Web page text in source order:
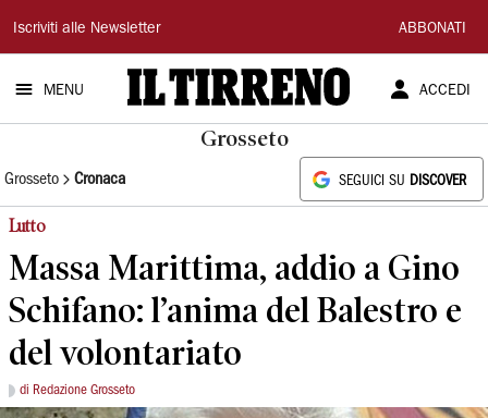
Il
Tirreno
Iscriviti alle Newsletter ABBONATI
MENU ACCEDI
Grosseto
Grosseto Cronaca SEGUICI SU DISCOVER
Lutto
Massa Marittima, addio a Gino
Schifano: l’anima del Balestro e
del volontariato
di Redazione Grosseto